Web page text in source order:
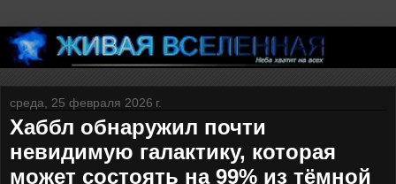
среда, 25 февраля 2026 г.
Хаббл обнаружил почти
невидимую галактику, которая
может состоять на 99% из тёмной